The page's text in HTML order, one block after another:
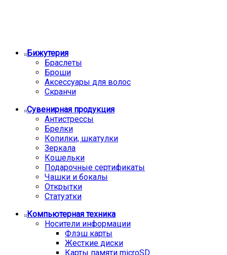
Бижутерия
Браслеты
Броши
Аксессуары для волос
Скранчи
Сувенирная продукция
Антистрессы
Брелки
Копилки, шкатулки
Зеркала
Кошельки
Подарочные сертификаты
Чашки и бокалы
Открытки
Статуэтки
Компьютерная техника
Носители информации
Флэш карты
Жесткие диски
Карты памяти microSD